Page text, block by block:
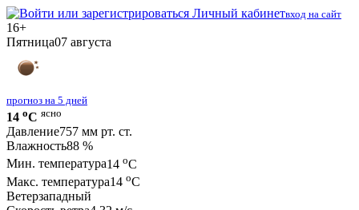
Личный кабинетвход на сайт
16+
Пятница07 августа
прогноз на 5 дней
14 oC ясно
Давление757 мм рт. ст.
Влажность88 %
Мин. температура14 oC
Макс. температура14 oC
Ветерзападный